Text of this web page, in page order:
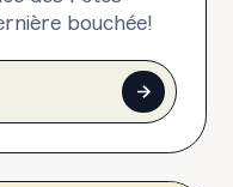
bouchée!